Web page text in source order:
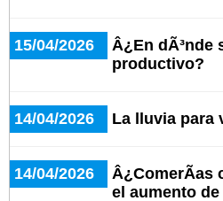
15/04/2026
Â¿En dÃ³nde
productivo?
14/04/2026 La lluvia para
14/04/2026
Â¿ComerÃ­as
el aumento